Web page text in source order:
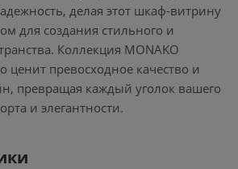
делая этот шкаф-витрину
для создания стильного и
Коллекция MONAKO
ценит превосходное качество и
превращая каждый уголок вашего
и элегантности.